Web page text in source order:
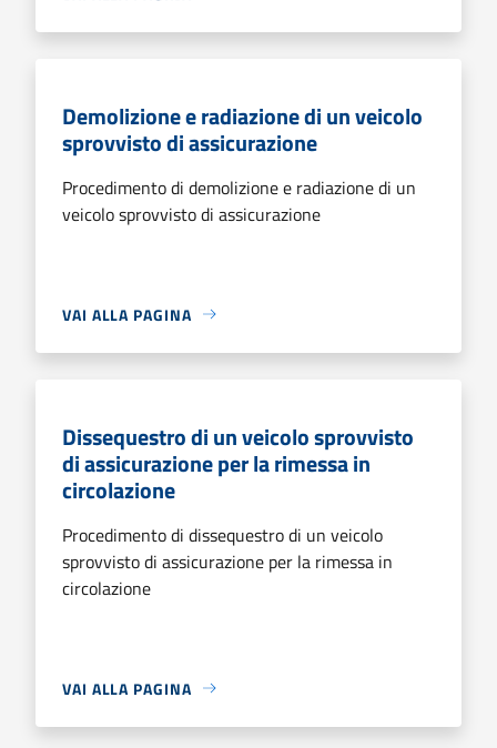
Demolizione e radiazione di un veicolo
sprovvisto di assicurazione
Procedimento di demolizione e radiazione di un
veicolo sprovvisto di assicurazione
VAI ALLA PAGINA
Dissequestro di un veicolo sprovvisto
di assicurazione per la rimessa in
circolazione
Procedimento di dissequestro di un veicolo
sprovvisto di assicurazione per la rimessa in
circolazione
VAI ALLA PAGINA